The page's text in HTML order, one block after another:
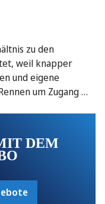
zu den
weil knapper
und eigene
um Zugang …
DEM